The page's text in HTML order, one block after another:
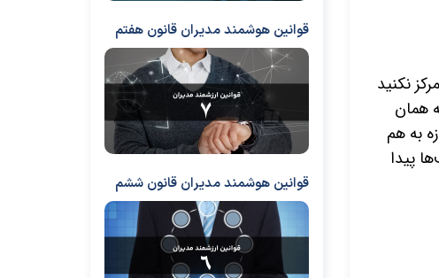
نکنید
همان
به هم
پیدا
قوانین هوشمند مدیران قانون هفتم
قوانین هوشمند مدیران قانون ششم